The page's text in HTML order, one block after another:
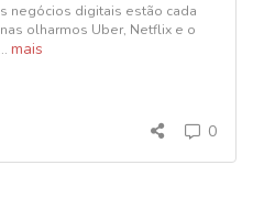
negócios digitais estão cada
olharmos Uber, Netflix e o
mais
0